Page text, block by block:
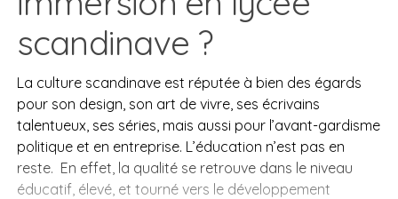
scandinave ?
La culture scandinave est réputée à bien des égards
pour son design, son art de vivre, ses écrivains
talentueux, ses séries, mais aussi pour l’avant-gardisme
politique et en entreprise. L’éducation n’est pas en
reste. En effet, la qualité se retrouve dans le niveau
éducatif, élevé, et tourné vers le développement